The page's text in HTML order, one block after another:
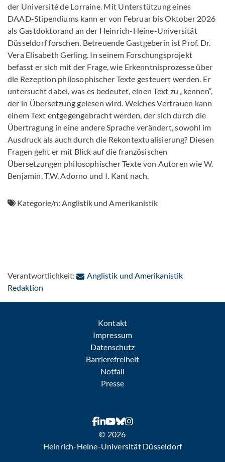
der Université de Lorraine. Mit Unterstützung eines
DAAD-Stipendiums kann er von Februar bis Oktober 2026
als Gastdoktorand an der Heinrich-Heine-Universität
Düsseldorf forschen. Betreuende Gastgeberin ist Prof. Dr.
Vera Elisabeth Gerling. In seinem Forschungsprojekt
befasst er sich mit der Frage, wie Erkenntnisprozesse über
die Rezeption philosophischer Texte gesteuert werden. Er
untersucht dabei, was es bedeutet, einen Text zu „kennen“,
der in Übersetzung gelesen wird. Welches Vertrauen kann
einem Text entgegengebracht werden, der sich durch die
Übertragung in eine andere Sprache verändert, sowohl im
Ausdruck als auch durch die Rekontextualisierung? Diesen
Fragen geht er mit Blick auf die französischen
Übersetzungen philosophischer Texte von Autoren wie W.
Benjamin, T.W. Adorno und I. Kant nach.
Kategorie/n:Anglistik und Amerikanistik
Verantwortlichkeit:
Anglistik und Amerikanistik
Redaktion
Kontakt
Impressum
Datenschutz
Barrierefreiheit
Notfall
Presse
© 2026
Heinrich-Heine-Universität Düsseldorf